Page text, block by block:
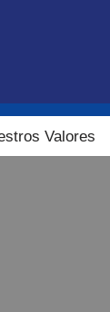
Valores